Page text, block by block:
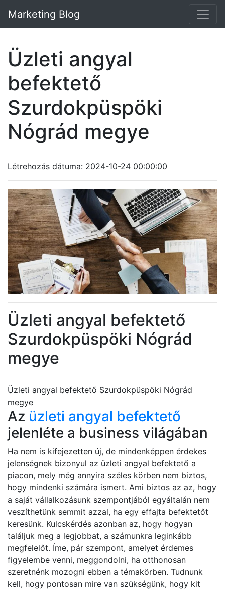
Marketing Blog
Üzleti angyal
befektető
Szurdokpüspöki
Nógrád megye
Létrehozás dátuma: 2024-10-24 00:00:00
Üzleti angyal befektető
Szurdokpüspöki Nógrád
megye
Üzleti angyal befektető Szurdokpüspöki Nógrád
megye
Az üzleti angyal befektető
jelenléte a business világában
Ha nem is kifejezetten új, de mindenképpen érdekes
jelenségnek bizonyul az üzleti angyal befektető a
piacon, mely még annyira széles körben nem biztos,
hogy mindenki számára ismert. Ami biztos az az, hogy
a saját vállalkozásunk szempontjából egyáltalán nem
veszíthetünk semmit azzal, ha egy effajta befektetőt
keresünk. Kulcskérdés azonban az, hogy hogyan
találjuk meg a legjobbat, a számunkra leginkább
megfelelőt. Íme, pár szempont, amelyet érdemes
figyelembe venni, meggondolni, ha otthonosan
szeretnénk mozogni ebben a témakörben. Tudnunk
kell, hogy pontosan mire van szükségünk, hogy kit